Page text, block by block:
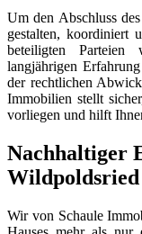
Um den Abschluss
gestalten, koordiniert
beteiligten
langjährigen
der rechtlichen
Immobilien stellt
vorliegen und hilft
Nachhaltiger
Wildpoldsried
Wir von Schaule